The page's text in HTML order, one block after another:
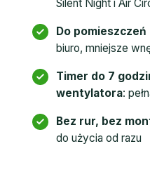
Silent Night i Air
Do pomieszczeń
biuro, mniejsze
Timer do 7
wentylatora:
Bez rur, bez
do użycia od razu